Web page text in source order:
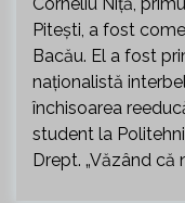
Piteşti, a fost
Bacău. El a fost
naţionalistă
închisoarea
student la
Drept. „Văzând că